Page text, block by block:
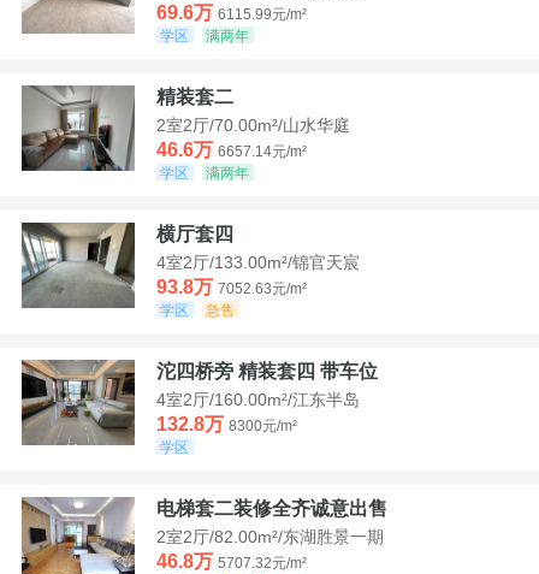
69.6万 6115.99元/m²
学区
满两年
精装套二
2室2厅/70.00m²/山水华庭
46.6万 6657.14元/m²
学区
满两年
横厅套四
4室2厅/133.00m²/锦官天宸
93.8万 7052.63元/m²
学区
急售
沱四桥旁 精装套四 带车位
4室2厅/160.00m²/江东半岛
132.8万 8300元/m²
学区
电梯套二装修全齐诚意出售
2室2厅/82.00m²/东湖胜景一期
46.8万 5707.32元/m²